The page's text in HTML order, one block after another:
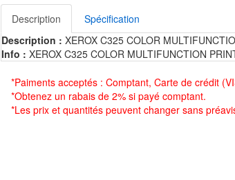
Description
Spécification
Description : XEROX C325 COLOR
Info : XEROX C325 COLOR MULTIFUNCTION
*Paiments acceptés : Comptant, Carte de crédit
*Obtenez un rabais de 2% si payé comptant.
*Les prix et quantités peuvent changer sans